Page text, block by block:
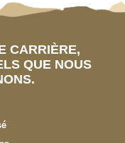
CARRIÈRE,
QUE NOUS